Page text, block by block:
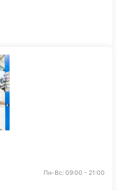
Пн-Вс: 09:00 - 21:00